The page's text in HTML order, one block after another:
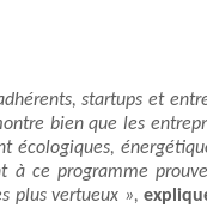
startups et
bien que les
écologiques,
à ce programme
plus vertueux »,